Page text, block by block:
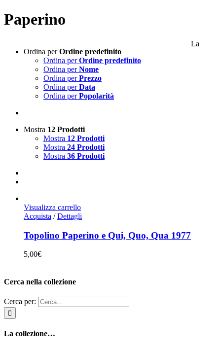
Paperino
Ordina perOrdine predefinito
Ordina perOrdine predefinito
Ordina perNome
Ordina perPrezzo
Ordina perData
Ordina perPopolarità
Mostra 12 Prodotti
Mostra 12 Prodotti
Mostra 24 Prodotti
Mostra 36 Prodotti
Visualizza carrello
Acquista / Dettagli
Topolino Paperino e Qui, Quo, Qua 1977
5,00€
Cerca nella collezione
Cerca per:
La collezione…
La